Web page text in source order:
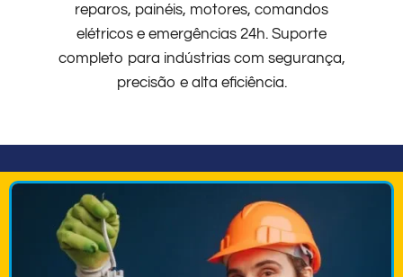
reparos, painéis, motores, comandos
elétricos e emergências 24h. Suporte
completo para indústrias com segurança,
precisão e alta eficiência.